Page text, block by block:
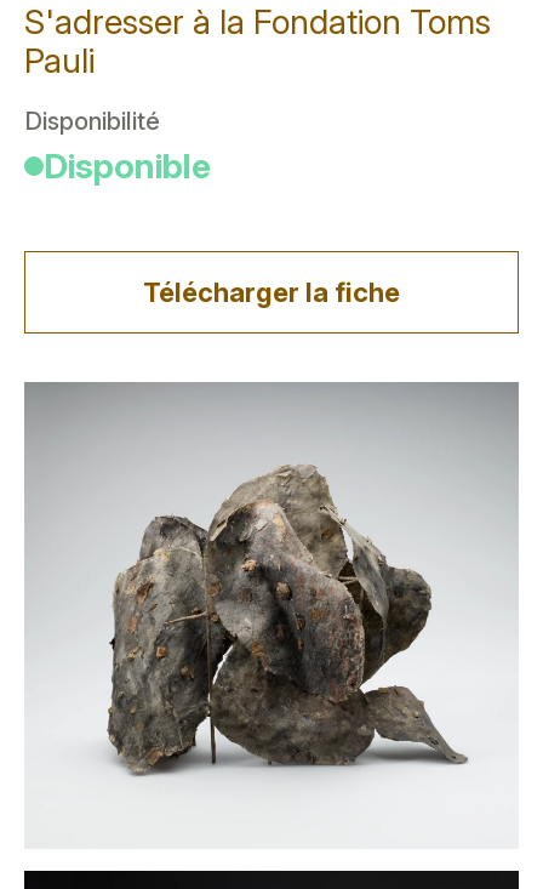
S'adresser à la Fondation Toms
Pauli
Disponibilité
Disponible
Télécharger la fiche